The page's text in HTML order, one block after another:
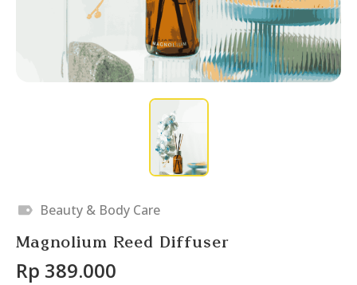
Beauty & Body Care
Magnolium Reed Diffuser
Rp 389.000